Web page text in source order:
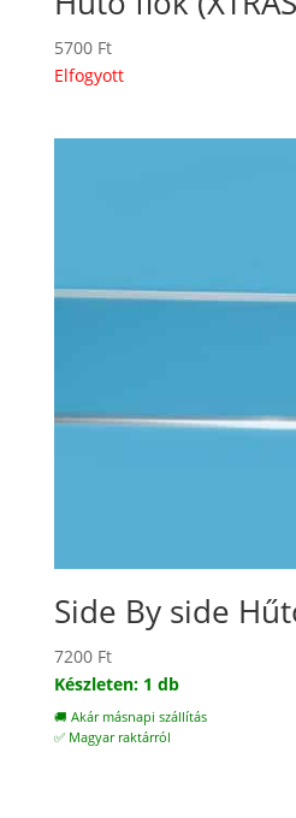
5700 Ft
Elfogyott
Side By side
7200 Ft
Készleten: 1 db
🚚 Akár másnapi szállítás
✅ Magyar raktárról